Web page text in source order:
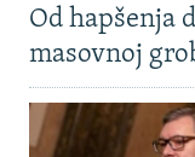
Od hapšenja
masovnoj